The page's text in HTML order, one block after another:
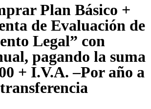
Plan Básico +
de Evaluación de
Legal” con
pagando la suma
+ I.V.A. –Por año a